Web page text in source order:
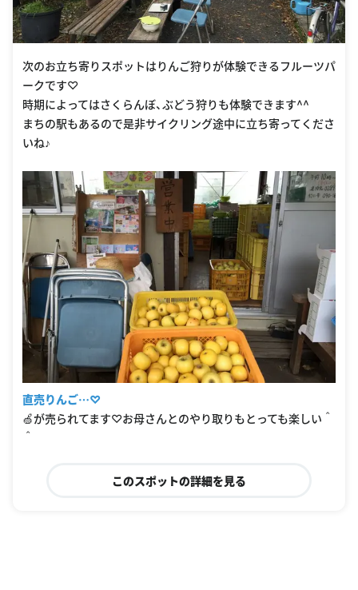
次のお立ち寄りスポットはりんご狩りが体験できるフルーツパ
ークです♡
時期によってはさくらんぼ、ぶどう狩りも体験できます^^
まちの駅もあるので是非サイクリング途中に立ち寄ってくださ
いね♪
直売りんご…♡
🍏が売られてます♡お母さんとのやり取りもとっても楽しい＾
＾
このスポットの詳細を見る